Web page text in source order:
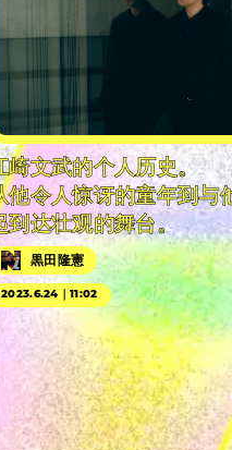
崎文武的个人历史。
他令人惊讶的童年到与
到达壮观的舞台。
黒田隆憲
2023.6.24｜11:02